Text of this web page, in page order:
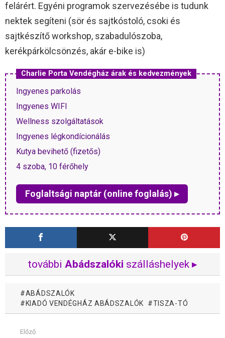
felárért. Egyéni programok szervezésébe is tudunk
nektek segíteni (sör és sajtkóstoló, csoki és
sajtkészítő workshop, szabadulószoba,
kerékpárkölcsönzés, akár e-bike is)
Charlie Porta Vendégház árak és kedvezmények
Ingyenes parkolás
Ingyenes WIFI
Wellness szolgáltatások
Ingyenes légkondícionálás
Kutya bevihető (fizetős)
4 szoba, 10 férőhely
Foglaltsági naptár (online foglalás) ▸
további Abádszalóki szálláshelyek ▸
ABÁDSZALÓK
KIADÓ VENDÉGHÁZ ABÁDSZALÓK
TISZA-TÓ
MutassElőző